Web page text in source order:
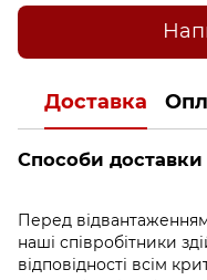
Доставка
Способи доставки
Перед
наші співробітники
відповідності всім